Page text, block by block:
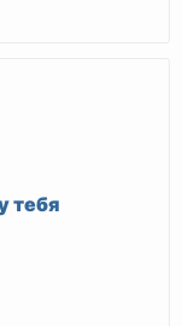
тебя